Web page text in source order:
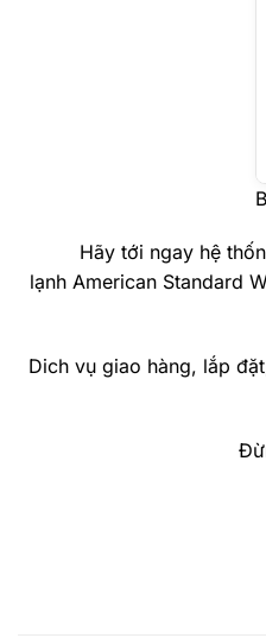
Hãy tới ngay hệ
lạnh American Standard
Dich vụ giao hàng, lắp